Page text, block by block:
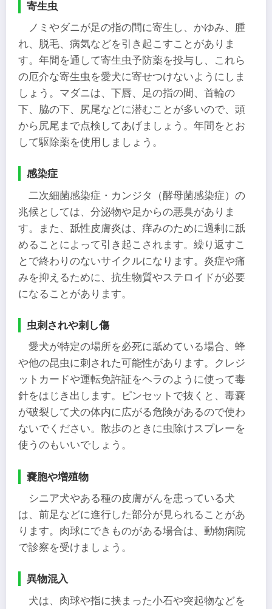
寄生虫
ノミやダニが足の指の間に寄生し、かゆみ、腫
れ、脱毛、病気などを引き起こすことがありま
す。年間を通して寄生虫予防薬を投与し、これら
の厄介な寄生虫を愛犬に寄せつけないようにしま
しょう。マダニは、下唇、足の指の間、首輪の
下、脇の下、尻尾などに潜むことが多いので、頭
から尻尾まで点検してあげましょう。年間をとお
して駆除薬を使用しましょう。
感染症
二次細菌感染症・カンジタ（酵母菌感染症）の
兆候としては、分泌物や足からの悪臭がありま
す。また、舐性皮膚炎は、痒みのために過剰に舐
めることによって引き起こされます。繰り返すこ
とで終わりのないサイクルになります。炎症や痛
みを抑えるために、抗生物質やステロイドが必要
になることがあります。
虫刺されや刺し傷
愛犬が特定の場所を必死に舐めている場合、蜂
や他の昆虫に刺された可能性があります。クレジ
ットカードや運転免許証をヘラのように使って毒
針をはじき出します。ピンセットで抜くと、毒嚢
が破裂して犬の体内に広がる危険があるので使わ
ないでください。散歩のときに虫除けスプレーを
使うのもいいでしょう。
嚢胞や増殖物
シニア犬やある種の皮膚がんを患っている犬
は、前足などに進行した部分が見られることがあ
ります。肉球にできものがある場合は、動物病院
で診察を受けましょう。
異物混入
犬は、肉球や指に挟まった小石や突起物などを